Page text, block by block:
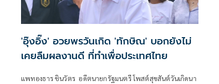
'อุ๊งอิ๊ง' อวยพรวันเกิด 'ทักษิณ' บอกยังไม่
เคยลืมผลงานดี ที่ทำเพื่อประเทศไทย
แพทองธาร ชินวัตร อดีตนายกรัฐมนตรี โพสต์สุขสันต์วันเกิดนา